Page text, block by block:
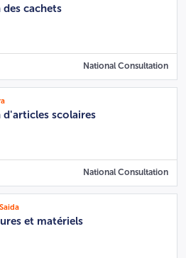
cachets
National Consultation
scolaires
National Consultation
et matériels